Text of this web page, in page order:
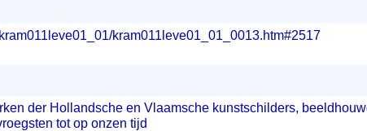
kram011leve01_01_0013.htm#2517
der Hollandsche en Vlaamsche kunstschilders,
tot op onzen tijd